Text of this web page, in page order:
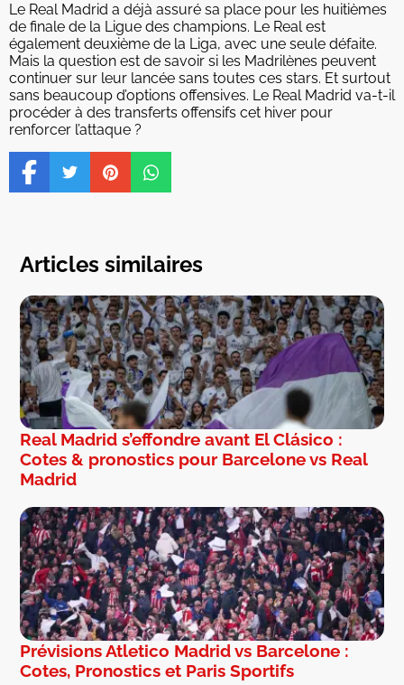
Le Real Madrid a déjà assuré sa place pour les huitièmes
de finale de la Ligue des champions. Le Real est
également deuxième de la Liga, avec une seule défaite.
Mais la question est de savoir si les Madrilènes peuvent
continuer sur leur lancée sans toutes ces stars. Et surtout
sans beaucoup d’options offensives. Le Real Madrid va-t-il
procéder à des transferts offensifs cet hiver pour
renforcer l’attaque ?
Articles similaires
Real Madrid s’effondre avant El Clásico :
Cotes & pronostics pour Barcelone vs Real
Madrid
Prévisions Atletico Madrid vs Barcelone :
Cotes, Pronostics et Paris Sportifs